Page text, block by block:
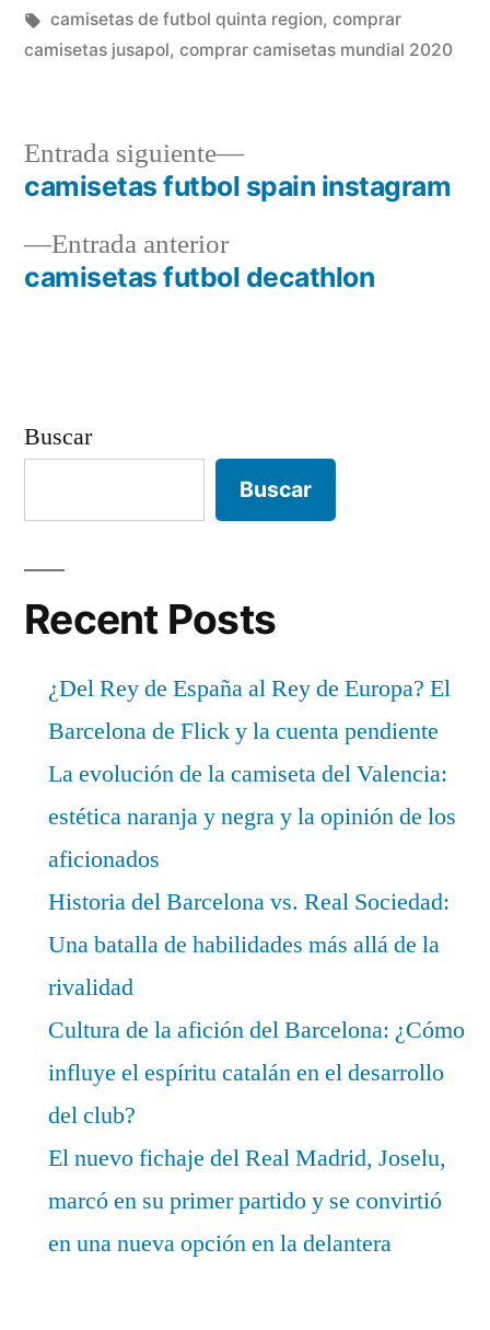
en
Etiquetas:
camisetas de futbol quinta region, comprar
camisetas jusapol, comprar camisetas mundial 2020
Navegación
deEntrada anteriorEntrada
anterior:
camisetas futbol decathlon
Entrada siguiente
Entrada
siguiente:
camisetas futbol spain instagram
Buscar
Buscar
Recent Posts
¿Del Rey de España al Rey de Europa? El
Barcelona de Flick y la cuenta pendiente
La evolución de la camiseta del Valencia:
estética naranja y negra y la opinión de los
aficionados
Historia del Barcelona vs. Real Sociedad:
Una batalla de habilidades más allá de la
rivalidad
Cultura de la afición del Barcelona: ¿Cómo
influye el espíritu catalán en el desarrollo
del club?
El nuevo fichaje del Real Madrid, Joselu,
marcó en su primer partido y se convirtió
en una nueva opción en la delantera